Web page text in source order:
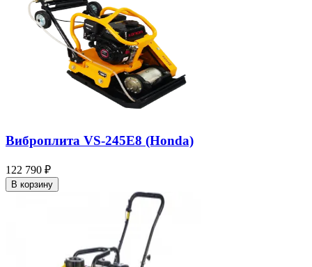
Виброплита VS-245E8 (Honda)
122 790 ₽
В корзину